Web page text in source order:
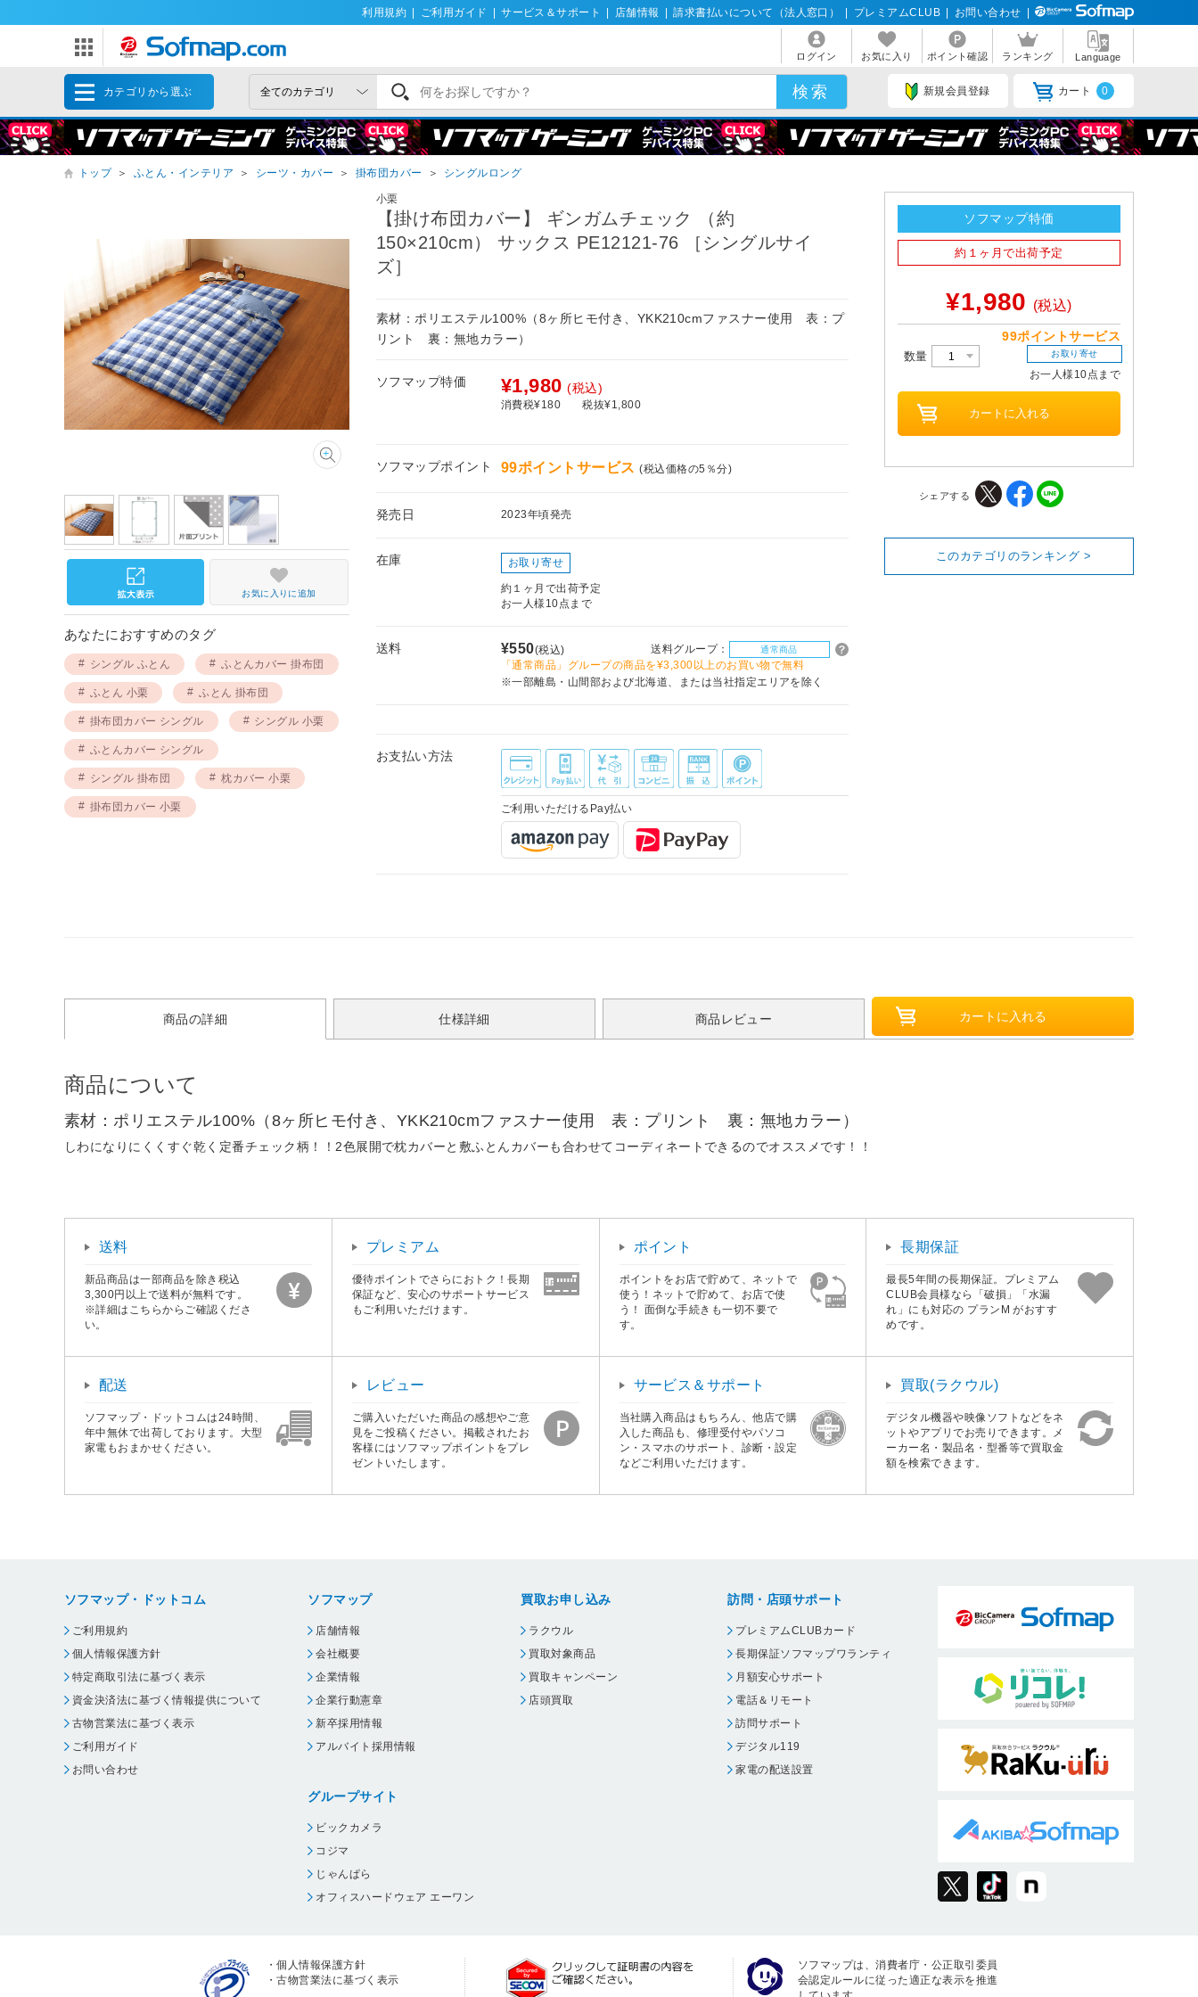
利用規約 ご利用ガイド サービス＆サポート 店舗情報 請求書払いについて（法人窓口） プレミアムCLUB お問い合わせ
ログイン お気に入り ポイント確認 ランキング Language
カテゴリから選ぶ 新規会員登録 カート 0
トップ ＞ ふとん・インテリア ＞ シーツ・カバー ＞ 掛布団カバー ＞ シングルロング
小栗
【掛け布団カバー】 ギンガムチェック （約
150×210cm） サックス PE12121-76 ［シングルサイ
ズ］
素材：ポリエステル100%（8ヶ所ヒモ付き、YKK210cmファスナー使用 表：プ
リント 裏：無地カラー）
ソフマップ特価 ¥1,980 (税込)
消費税¥180 税抜¥1,800
ソフマップポイント 99ポイントサービス(税込価格の5％分)
発売日 2023年頃発売
在庫 お取り寄せ
約１ヶ月で出荷予定
お一人様10点まで
送料 ¥550(税込) 送料グループ： 通常商品
「通常商品」グループの商品を¥3,300以上のお買い物で無料
※一部離島・山間部および北海道、または当社指定エリアを除く
お支払い方法
ご利用いただけるPay払い
お気に入りに追加
あなたにおすすめのタグ
シングル ふとん ふとんカバー 掛布団
ふとん 小栗 ふとん 掛布団
掛布団カバー シングル シングル 小栗
ふとんカバー シングル
シングル 掛布団 枕カバー 小栗
掛布団カバー 小栗
ソフマップ特価
約１ヶ月で出荷予定
¥1,980 (税込)
99ポイントサービス
数量 お取り寄せ
お一人様10点まで
シェアする
このカテゴリのランキング >
商品の詳細 仕様詳細 商品レビュー
商品について
素材：ポリエステル100%（8ヶ所ヒモ付き、YKK210cmファスナー使用 表：プリント 裏：無地カラー）
しわになりにくくすぐ乾く定番チェック柄！！2色展開で枕カバーと敷ふとんカバーも合わせてコーディネートできるのでオススメです！！
送料
新品商品は一部商品を除き税込
3,300円以上で送料が無料です。
※詳細はこちらからご確認くださ
い。
プレミアム
優待ポイントでさらにおトク！長期
保証など、安心のサポートサービス
もご利用いただけます。
ポイント
ポイントをお店で貯めて、ネットで
使う！ネットで貯めて、お店で使
う！ 面倒な手続きも一切不要で
す。
長期保証
最長5年間の長期保証。プレミアム
CLUB会員様なら「破損」「水漏
れ」にも対応の プランM がおすす
めです。
配送
ソフマップ・ドットコムは24時間、
年中無休で出荷しております。大型
家電もおまかせください。
レビュー
ご購入いただいた商品の感想やご意
見をご投稿ください。掲載されたお
客様にはソフマップポイントをプレ
ゼントいたします。
サービス＆サポート
当社購入商品はもちろん、他店で購
入した商品も、修理受付やパソコ
ン・スマホのサポート、診断・設定
などご利用いただけます。
買取(ラクウル)
デジタル機器や映像ソフトなどをネ
ットやアプリでお売りできます。メ
ーカー名・製品名・型番等で買取金
額を検索できます。
ソフマップ・ドットコム
ご利用規約
個人情報保護方針
特定商取引法に基づく表示
資金決済法に基づく情報提供について
古物営業法に基づく表示
ご利用ガイド
お問い合わせ
ソフマップ
店舗情報
会社概要
企業情報
企業行動憲章
新卒採用情報
アルバイト採用情報
グループサイト
ビックカメラ
コジマ
じゃんぱら
オフィスハードウェア エーワン
買取お申し込み
ラクウル
買取対象商品
買取キャンペーン
店頭買取
訪問・店頭サポート
プレミアムCLUBカード
長期保証ソフマップワランティ
月額安心サポート
電話＆リモート
訪問サポート
デジタル119
家電の配送設置
・個人情報保護方針
・古物営業法に基づく表示
ソフマップは、消費者庁・公正取引委員
会認定ルールに従った適正な表示を推進